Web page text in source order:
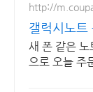
http://
갤럭시노트
도착
새 폰 같은
으로 오늘 주